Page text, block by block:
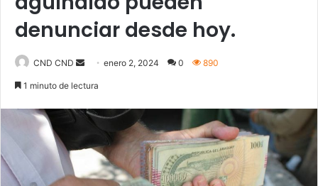
denunciar desde hoy.
CND CND
Sendenero 2, 2024 0 890
1 minuto de lectura